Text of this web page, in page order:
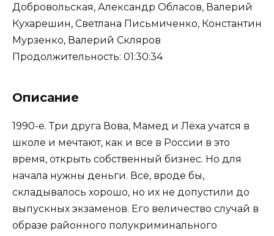
Добровольская, Александр Обласов, Валерий
Кухарешин, Светлана Письмиченко, Константин
Мурзенко, Валерий Скляров
Продолжительность: 01:30:34
Описание
1990-е. Три друга Вова, Мамед и Лёха учатся в
школе и мечтают, как и все в России в это
время, открыть собственный бизнес. Но для
начала нужны деньги. Всё, вроде бы,
складывалось хорошо, но их не допустили до
выпускных экзаменов. Его величество случай в
образе районного полукриминального